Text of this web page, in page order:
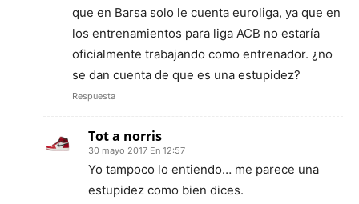
que en Barsa solo le cuenta euroliga, ya que en
los entrenamientos para liga ACB no estaría
oficialmente trabajando como entrenador. ¿no
se dan cuenta de que es una estupidez?
Respuesta
Tot a norris
30 mayo 2017 En 12:57
Yo tampoco lo entiendo… me parece una
estupidez como bien dices.